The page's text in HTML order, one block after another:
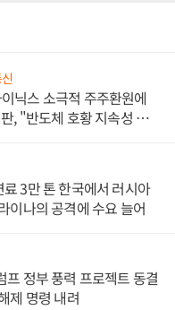
닉스 소극적 주주환원에
, "반도체 호황 지속성 의
3만 톤 한국에서 러시아
이나의 공격에 수요 늘어
프 정부 풍력 프로젝트 동결
제 명령 내려